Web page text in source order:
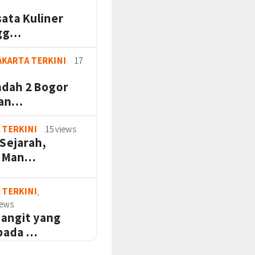
Kuliner
TERKINI
17
2 Bogor
TERKINI 15 views
Man…
TERKINI
yang
…